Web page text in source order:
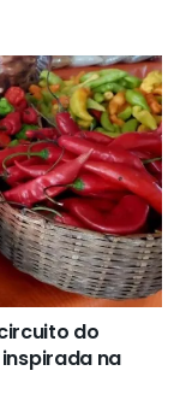
do
inspirada na